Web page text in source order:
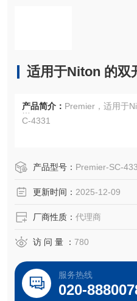
适用于Niton 的双
产品简介： Premier，适用于
C-4331
型号：SC-4331
货期：现货
美国Premier XRF样品膜，样
品制备领域，以高质量和全面
产品型号： Premier-SC-
更新时间： 2025-12-09
厂商性质： 代理商
访 问 量 ： 780
服务热线
020-